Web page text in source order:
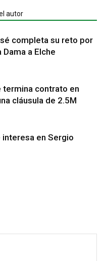
autor
completa su reto por
Dama a Elche
termina contrato en
cláusula de 2.5M
interesa en Sergio